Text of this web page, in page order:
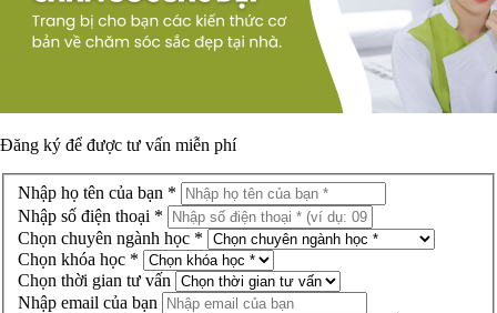
Đăng ký để được tư vấn miễn phí
Nhập họ tên của bạn *
Nhập số điện thoại *
Chọn chuyên ngành học *
Chọn khóa học *
Chọn thời gian tư vấn
Nhập email của bạn